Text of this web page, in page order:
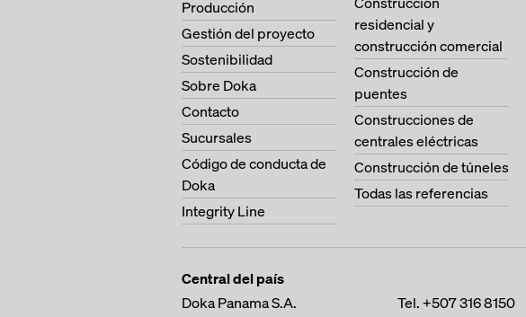
Producción
Gestión del proyecto
Sostenibilidad
Sobre Doka
Contacto
Sucursales
Código de conducta de
Doka
Integrity Line
residencial y
construcción comercial
Construcción de
puentes
Construcciones de
centrales eléctricas
Construcción de túneles
Todas las referencias
Central del país
Doka Panama S.A.
Tel.+507 316 8150